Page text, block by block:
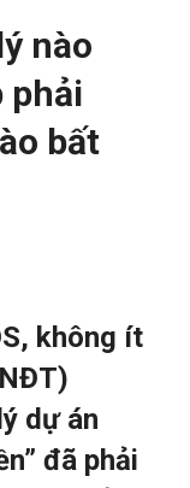
nào
phải
bất
không ít
dự án
đã phải